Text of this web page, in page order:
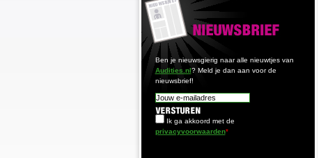
Ben je nieuwsgierig naar alle nieuwtjes van
Audities.nl? Meld je dan aan voor de
nieuwsbrief!
Ik ga akkoord met de
privacyvoorwaarden*